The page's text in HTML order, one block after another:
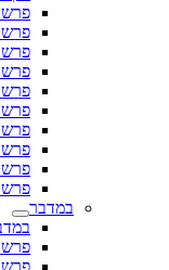
במדבר